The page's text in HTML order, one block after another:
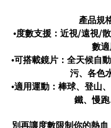
產品規
•度數支援：近視/遠視/
數適
•可搭載鏡片：全天候自
污、各色
•適用運動：棒球、登山
鐵、慢跑
別再讓度數限制你的熱血